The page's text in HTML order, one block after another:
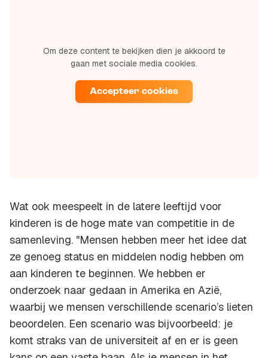
Om deze content te bekijken dien je akkoord te
gaan met sociale media cookies.
Accepteer cookies
Wat ook meespeelt in de latere leeftijd voor
kinderen is de hoge mate van competitie in de
samenleving. "Mensen hebben meer het idee dat
ze genoeg status en middelen nodig hebben om
aan kinderen te beginnen. We hebben er
onderzoek naar gedaan in Amerika en Azië,
waarbij we mensen verschillende scenario’s lieten
beoordelen. Een scenario was bijvoorbeeld: je
komt straks van de universiteit af en er is geen